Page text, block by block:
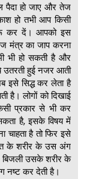
पैदा हो जाए और तेज
हो तभी आप किसी
कर दें। आपको इस
मंत्र का जाप करना
भी हो सकती है और
हुई नजर आती
इसे सिद्ध कर लेता है
है। लोगों को दिखाई
प्रकार से भी कर
है, इसके विषय में
है तो फिर इसे
के शरीर के उस अंग
उसके शरीर के
नष्ट कर देती है।